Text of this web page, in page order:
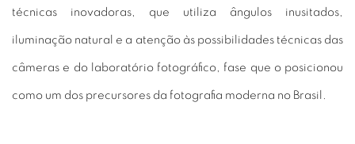
técnicas inovadoras, que utiliza ângulos inusitados,
iluminação natural e a atenção às possibilidades técnicas das
câmeras e do laboratório fotográfico, fase que o posicionou
como um dos precursores da fotografia moderna no Brasil.